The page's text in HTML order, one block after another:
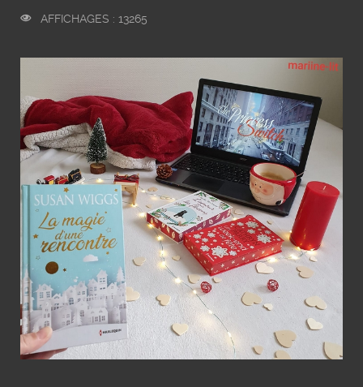
AFFICHAGES : 13265